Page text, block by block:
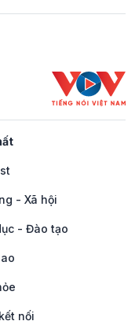
- Xã hội
- Đào tạo
nối